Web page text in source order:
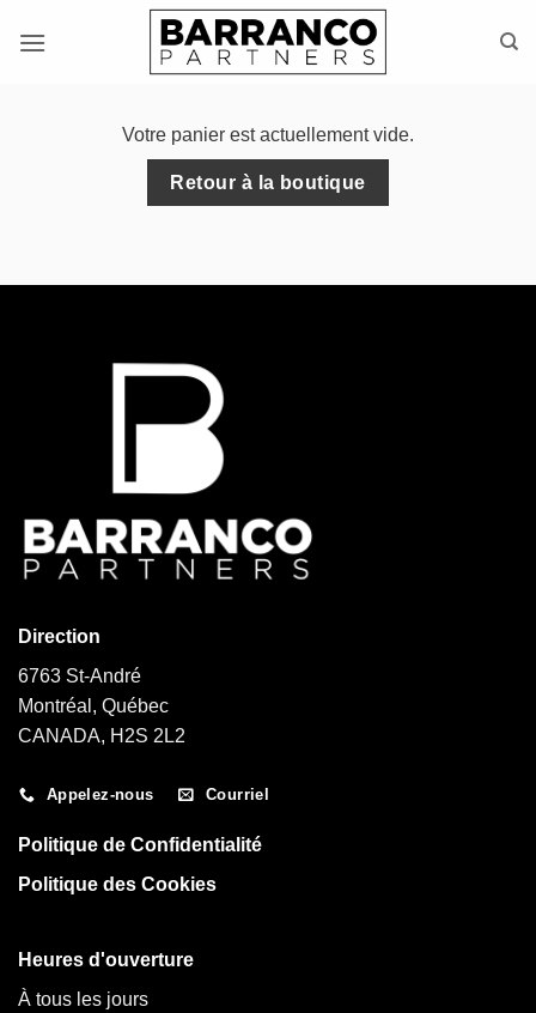
Votre panier est actuellement vide.
Retour à la boutique
Direction
6763 St-André
Montréal, Québec
CANADA, H2S 2L2
Appelez-nous Courriel
Politique de Confidentialité
Politique des Cookies
Heures d'ouverture
À tous les jours